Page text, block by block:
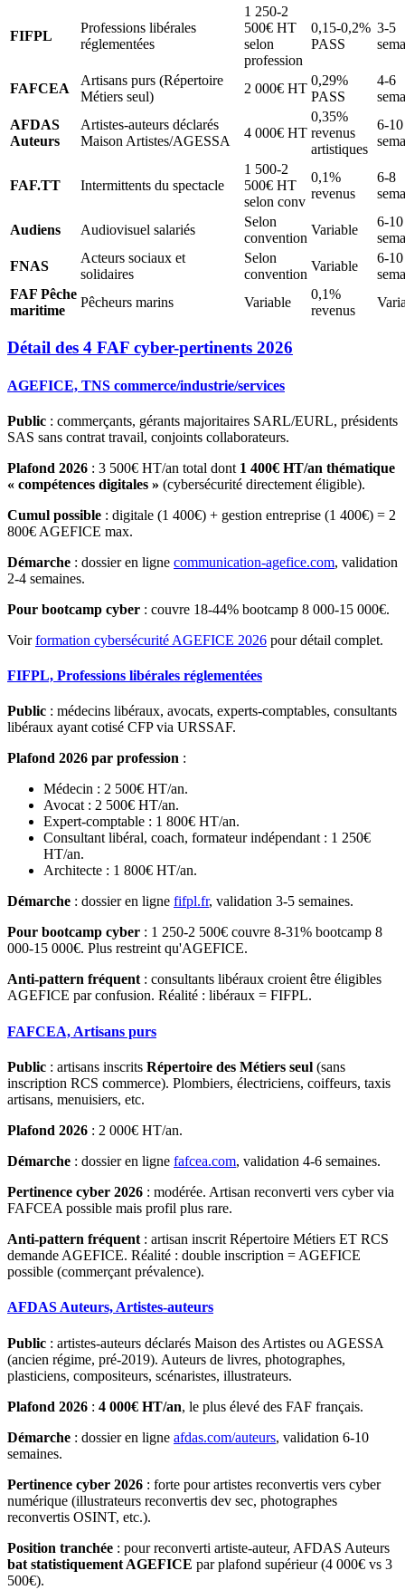
FIFPL
Professions libérales
réglementées
1 250-2
500€ HT
selon
profession
0,15-0,2%
PASS
3-5
FAFCEA
Artisans purs (Répertoire
Métiers seul)
2 000€ HT
0,29%
PASS
4-6
AFDAS
Auteurs
Artistes-auteurs déclarés
Maison Artistes/AGESSA
4 000€ HT
0,35%
revenus
artistiques
6-10
FAF.TT Intermittents du spectacle
1 500-2
500€ HT
selon conv
0,1%
revenus
6-8
Audiens Audiovisuel salariés
Selon
convention
Variable
6-10
FNAS
Acteurs sociaux et
solidaires
Selon
convention
Variable
6-10
FAF Pêche
maritime
Pêcheurs marins Variable
0,1%
revenus
Détail des 4 FAF cyber-pertinents 2026
AGEFICE, TNS commerce/industrie/services
Public : commerçants, gérants majoritaires SARL/EURL, présidents
SAS sans contrat travail, conjoints collaborateurs.
Plafond 2026 : 3 500€ HT/an total dont 1 400€ HT/an thématique
« compétences digitales » (cybersécurité directement éligible).
Cumul possible : digitale (1 400€) + gestion entreprise (1 400€) = 2
800€ AGEFICE max.
Démarche : dossier en ligne communication-agefice.com, validation
2-4 semaines.
Pour bootcamp cyber : couvre 18-44% bootcamp 8 000-15 000€.
Voirformation cybersécurité AGEFICE 2026 pour détail complet.
FIFPL, Professions libérales réglementées
Public : médecins libéraux, avocats, experts-comptables, consultants
libéraux ayant cotisé CFP via URSSAF.
Plafond 2026 par profession :
Médecin : 2 500€ HT/an.
Avocat : 2 500€ HT/an.
Expert-comptable : 1 800€ HT/an.
Consultant libéral, coach, formateur indépendant : 1 250€
HT/an.
Architecte : 1 800€ HT/an.
Démarche : dossier en ligne fifpl.fr, validation 3-5 semaines.
Pour bootcamp cyber : 1 250-2 500€ couvre 8-31% bootcamp 8
000-15 000€. Plus restreint qu'AGEFICE.
Anti-pattern fréquent: consultants libéraux croient être éligibles
AGEFICE par confusion. Réalité : libéraux = FIFPL.
FAFCEA, Artisans purs
Public : artisans inscrits Répertoire des Métiers seul (sans
inscription RCS commerce). Plombiers, électriciens, coiffeurs, taxis
artisans, menuisiers, etc.
Plafond 2026 : 2 000€ HT/an.
Démarche : dossier en ligne fafcea.com, validation 4-6 semaines.
Pertinence cyber 2026 : modérée. Artisan reconverti vers cyber via
FAFCEA possible mais profil plus rare.
Anti-pattern fréquent : artisan inscrit Répertoire Métiers ET RCS
demande AGEFICE. Réalité : double inscription = AGEFICE
possible (commerçant prévalence).
AFDAS Auteurs, Artistes-auteurs
Public : artistes-auteurs déclarés Maison des Artistes ou AGESSA
(ancien régime, pré-2019). Auteurs de livres, photographes,
plasticiens, compositeurs, scénaristes, illustrateurs.
Plafond 2026 : 4 000€ HT/an, le plus élevé des FAF français.
Démarche : dossier en ligne afdas.com/auteurs, validation 6-10
semaines.
Pertinence cyber 2026 : forte pour artistes reconvertis vers cyber
numérique (illustrateurs reconvertis dev sec, photographes
reconvertis OSINT, etc.).
Position tranchée : pour reconverti artiste-auteur, AFDAS Auteurs
bat statistiquement AGEFICE par plafond supérieur (4 000€ vs 3
500€).